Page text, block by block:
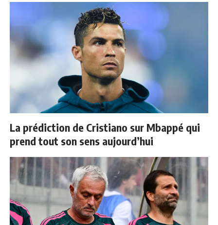
La prédiction de Cristiano sur Mbappé qui
prend tout son sens aujourd’hui